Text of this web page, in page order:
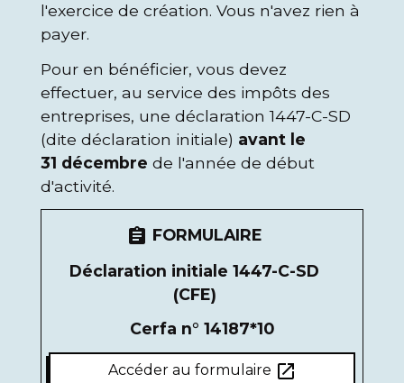
l'exercice de création. Vous n'avez rien à
payer.
Pour en bénéficier, vous devez
effectuer, au service des impôts des
entreprises, une déclaration 1447-C-SD
(dite déclaration initiale) avant le
31 décembre de l'année de début
d'activité.
assignment FORMULAIRE
Déclaration initiale 1447-C-SD
(CFE)
Cerfa n° 14187*10
Accéder au formulaire open_in_new